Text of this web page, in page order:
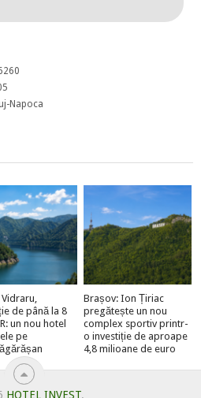
Napoca
de până la 8
un nou hotel
pe
Brașov: Ion Țiriac
pregătește un nou
complex sportiv printr-
o investiție de aproape
4,8 milioane de euro
HOTEL INVEST.